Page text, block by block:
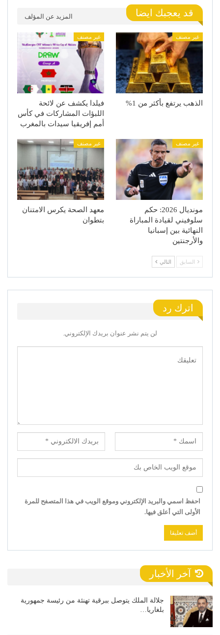
قد يعجبك ايضا المزيد عن المؤلف
غير مصنف
الذهب يرتفع بأكثر من 1%
غير مصنف
فيلدا يكشف عن لائحة
اللبؤات المشاركات في كأس
أمم إفريقيا سيدات بالمغرب
غير مصنف
مونديال 2026: حكم
سلوفيني لقيادة المباراة
النهائية بين إسبانيا
والأرجنتين
غير مصنف
معهد الصحة يكرس الامتنان
بتطوان
السابق التالي
اترك رد
لن يتم نشر عنوان بريدك الإلكتروني.
احفظ اسمي والبريد الإلكتروني وموقع الويب في هذا المتصفح للمرة
الأولى التي أعلق فيها.
آخر الأخبار
جلالة الملك يتوصل ببرقية تهنئة من رئيسة جمهورية
بلغاريا…